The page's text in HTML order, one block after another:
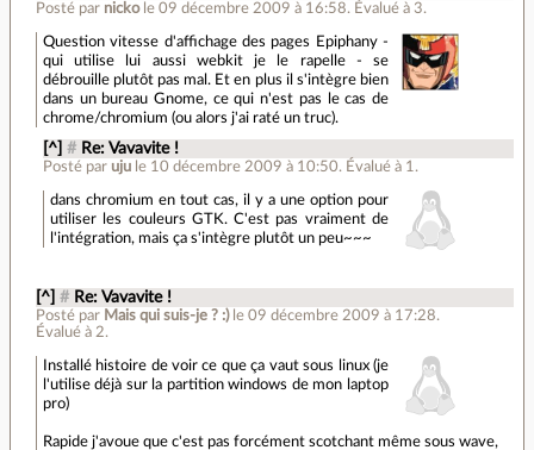
Posté par nicko le 09 décembre 2009 à 16:58. Évalué à 3.
Question vitesse d'affichage des pages Epiphany -
qui utilise lui aussi webkit je le rapelle - se
débrouille plutôt pas mal. Et en plus il s'intègre bien
dans un bureau Gnome, ce qui n'est pas le cas de
chrome/chromium (ou alors j'ai raté un truc).
[^] # Re: Vavavite !
Posté par uju le 10 décembre 2009 à 10:50. Évalué à 1 .
dans chromium en tout cas, il y a une option pour
utiliser les couleurs GTK. C'est pas vraiment de
l'intégration, mais ça s'intègre plutôt un peu~~~
[^] # Re: Vavavite !
Posté par Mais qui suis-je ? :) le 09 décembre 2009 à 17:28.
Évalué à 2.
Installé histoire de voir ce que ça vaut sous linux (je
l'utilise déjà sur la partition windows de mon laptop
pro)
Rapide j'avoue que c'est pas forcément scotchant même sous wave,